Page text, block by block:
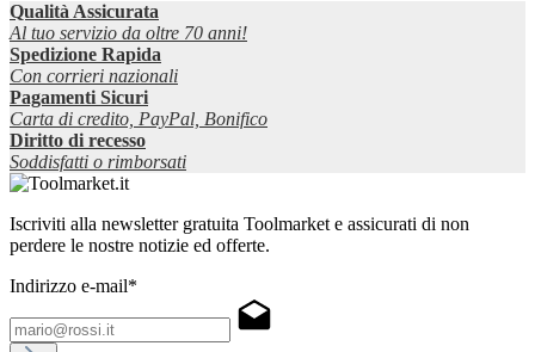
Qualità Assicurata
Al tuo servizio da oltre 70 anni!
Spedizione Rapida
Con corrieri nazionali
Pagamenti Sicuri
Carta di credito, PayPal, Bonifico
Diritto di recesso
Soddisfatti o rimborsati
Iscriviti alla newsletter gratuita Toolmarket e assicurati di non
perdere le nostre notizie ed offerte.
Indirizzo e-mail*